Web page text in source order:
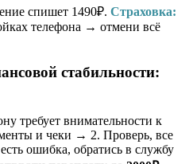
спишет 1490₽. Страховка:
телефона → отмени всё
стабильности:
требует внимательности к
и чеки → 2. Проверь, все
ошибка, обратись в службу